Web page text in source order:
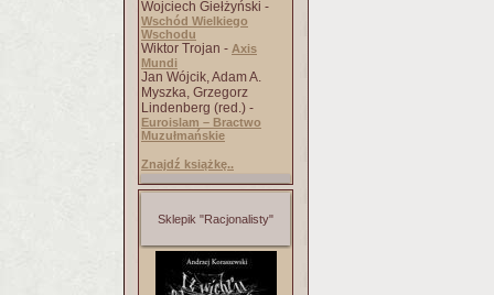
Wojciech Giełżyński -
Wschód Wielkiego
Wschodu
Wiktor Trojan - Axis
Mundi
Jan Wójcik, Adam A.
Myszka, Grzegorz
Lindenberg (red.) -
Euroislam – Bractwo
Muzułmańskie
Znajdź książkę..
Sklepik "Racjonalisty"